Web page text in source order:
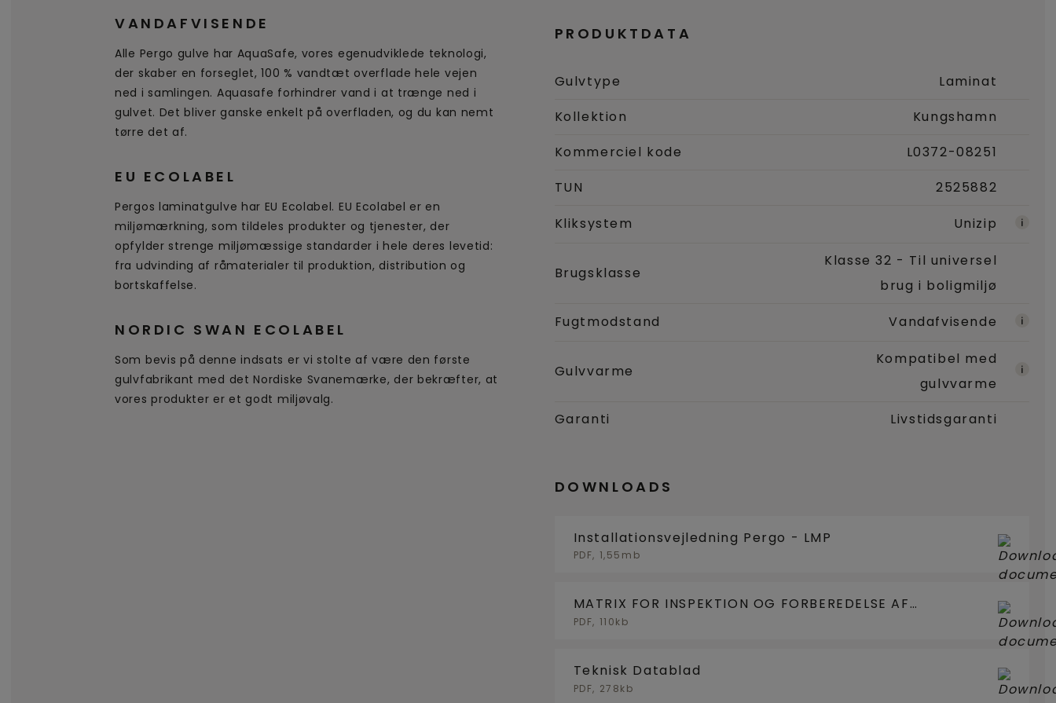
VANDAFVISENDE
Alle Pergo gulve har AquaSafe, vores egenudviklede teknologi,
der skaber en forseglet, 100 % vandtæt overflade hele vejen
ned i samlingen. Aquasafe forhindrer vand i at trænge ned i
gulvet. Det bliver ganske enkelt på overfladen, og du kan nemt
tørre det af.
EU ECOLABEL
Pergos laminatgulve har EU Ecolabel. EU Ecolabel er en
miljømærkning, som tildeles produkter og tjenester, der
opfylder strenge miljømæssige standarder i hele deres levetid:
fra udvinding af råmaterialer til produktion, distribution og
bortskaffelse.
NORDIC SWAN ECOLABEL
Som bevis på denne indsats er vi stolte af være den første
gulvfabrikant med det Nordiske Svanemærke, der bekræfter, at
vores produkter er et godt miljøvalg.
PRODUKTDATA
Gulvtype
Laminat
Kollektion
Kungshamn
Kommerciel kode
L0372-08251
TUN
2525882
Kliksystem
Unizip
Brugsklasse
Klasse 32 - Til universel
brug i boligmiljø
Fugtmodstand
Vandafvisende
Gulvvarme
Kompatibel med
gulvvarme
Garanti
Livstidsgaranti
DOWNLOADS
Installationsvejledning Pergo - LMP
PDF, 1,55mb
MATRIX FOR INSPEKTION OG FORBEREDELSE AF
UNDERGULV
PDF, 110kb
Teknisk Datablad
PDF, 278kb